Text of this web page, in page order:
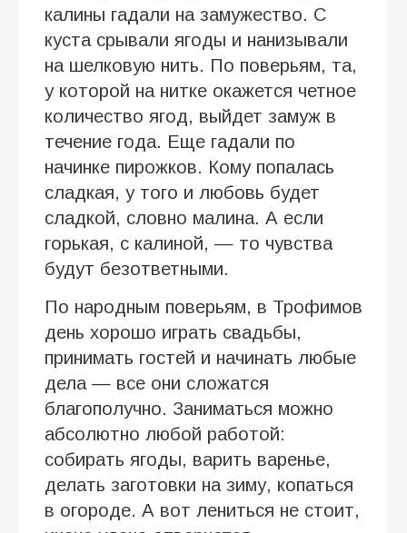
калины гадали на замужество. С
куста срывали ягоды и нанизывали
на шелковую нить. По поверьям, та,
у которой на нитке окажется четное
количество ягод, выйдет замуж в
течение года. Еще гадали по
начинке пирожков. Кому попалась
сладкая, у того и любовь будет
сладкой, словно малина. А если
горькая, с калиной, — то чувства
будут безответными.
По народным поверьям, в Трофимов
день хорошо играть свадьбы,
принимать гостей и начинать любые
дела — все они сложатся
благополучно. Заниматься можно
абсолютно любой работой:
собирать ягоды, варить варенье,
делать заготовки на зиму, копаться
в огороде. А вот лениться не стоит,